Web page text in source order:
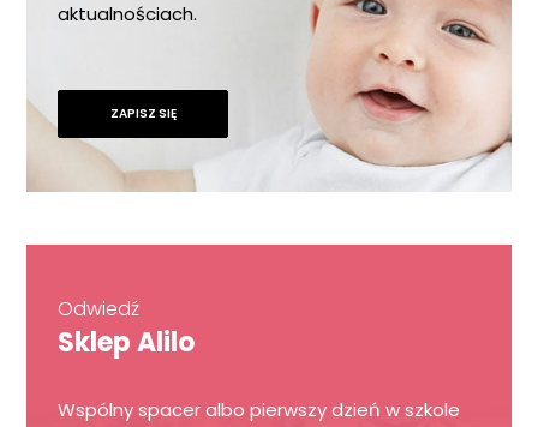
aktualnościach.
ZAPISZ SIĘ
Odwiedź
Sklep Alilo
Wspólny spacer albo pierwszy dzień w szkole